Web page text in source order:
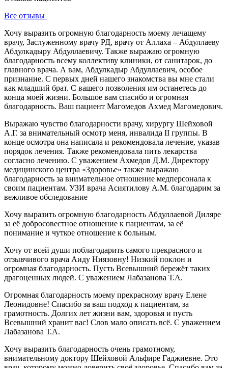
Все отзывы
Хочу выразить огромную благодарность моему лечащему
врачу, Заслуженному врачу РД, врачу от Аллаха – Абдуллаеву
Абдулкадыру Абдуллаевичу. Также выражаю огромную
благодарность всему коллективу клиники, от санитарок, до
главного врача. А вам, Абдулкадыр Абдуллаевич, особое
признание. С первых дней нашего знакомства вы мне стали
как младший брат. С вашего позволения им останетесь до
конца моей жизни. Большое вам спасибо и огромная
благодарность. Ваш пациент Магомедов Ахмед Магомедович.
Выражаю чувство благодарности врачу, хирургу Шейховой
А.Г. за внимательный осмотр меня, инвалида II группы. В
конце осмотра она написала и рекомендовала лечение, указав
порядок лечения. Также рекомендовала пить лекарства
согласно лечению. С уважением Ахмедов Д.М. Директору
медицинского центра «Здоровье» также выражаю
благодарность за внимательное отношение медперсонала к
своим пациентам. УЗИ врача Асиятилову А.М. благодарим за
вежливое обследование
Хочу выразить огромную благодарность Абдуллаевой Диляре
за её добросовестное отношение к пациентам, за её
понимание и чуткое отношение к больным.
Хочу от всей души поблагодарить самого прекрасного и
отзывчивого врача Аиду Ниязовну! Низкий поклон и
огромная благодарность. Пусть Всевышний бережёт таких
драгоценных людей. С уважением Лабазанова Т.А.
Огромная благодарность моему прекрасному врачу Елене
Леонидовне! Спасибо за ваш подход к пациентам, за
грамотность. Долгих лет жизни вам, здоровья и пусть
Всевышний хранит вас! Слов мало описать всё. С уважением
Лабазанова Т.А.
Хочу выразить благодарность очень грамотному,
внимательному доктору Шейховой Альфире Гаджиевне. Это